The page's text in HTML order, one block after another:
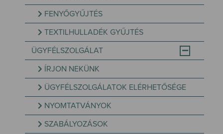
FENYŐGYŰJTÉS
TEXTILHULLADÉK GYŰJTÉS
ÜGYFÉLSZOLGÁLAT
ÍRJON NEKÜNK
ÜGYFÉLSZOLGÁLATOK ELÉRHETŐSÉGE
NYOMTATVÁNYOK
SZABÁLYOZÁSOK